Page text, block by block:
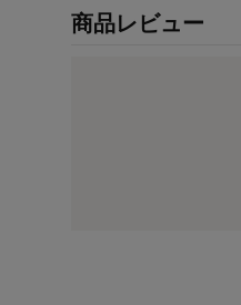
商品レビュー